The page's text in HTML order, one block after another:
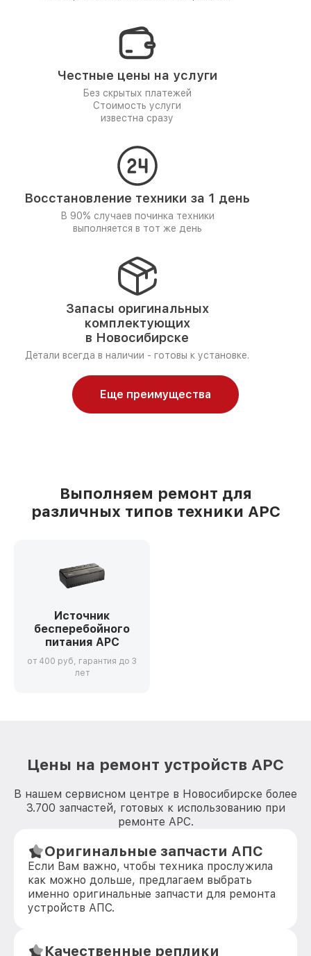
Честные цены на услуги
Без скрытых платежей
Стоимость услуги
известна сразу
Восстановление техники за 1 день
В 90% случаев починка техники
выполняется в тот же день
Запасы оригинальных
комплектующих
в Новосибирске
Детали всегда в наличии - готовы к установке.
Еще преимущества
Выполняем ремонт для
различных типов техники APC
Источник
бесперебойного
питания APC
от 400 руб, гарантия до 3
лет
Цены на ремонт устройств APC
В нашем сервисном центре в Новосибирске более
3.700 запчастей, готовых к использованию при
ремонте APC.
Оригинальные запчасти АПС
Если Вам важно, чтобы техника прослужила
как можно дольше, предлагаем выбрать
именно оригинальные запчасти для ремонта
устройств АПС.
Качественные реплики